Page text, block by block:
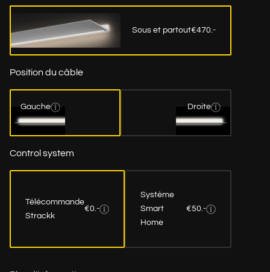
Sous et partout€470.-
Position du câble
Gauche Droite
Control system
Télécommande
Strackk
€0.-
Système
Smart
Home
€50.-